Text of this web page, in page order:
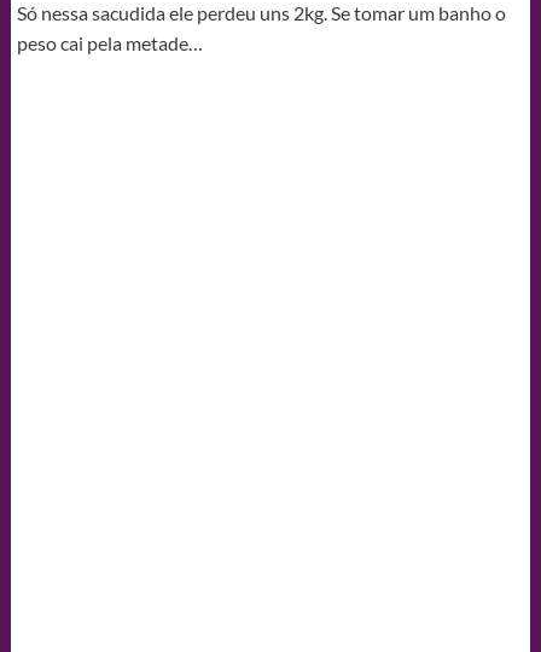
Só nessa sacudida ele perdeu uns 2kg. Se tomar um banho o
peso cai pela metade…